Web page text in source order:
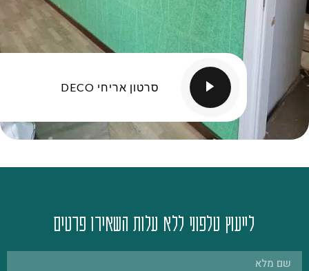
סרטון אריחי DECO
לייעוץ טלפוני ללא עלות השאירו פרטים